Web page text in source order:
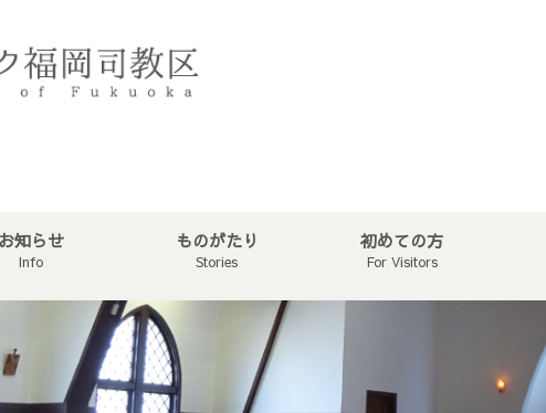
お知らせ
Info
ものがたり
Stories
初めての方
For Visitors